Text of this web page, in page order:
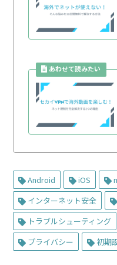
Android iOS
インターネット安全
トラブルシューティング
プライバシー
初期